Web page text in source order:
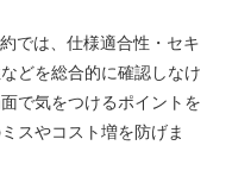
では、仕様適合性・セキ
どを総合的に確認しなけ
で気をつけるポイントを
スやコスト増を防げま